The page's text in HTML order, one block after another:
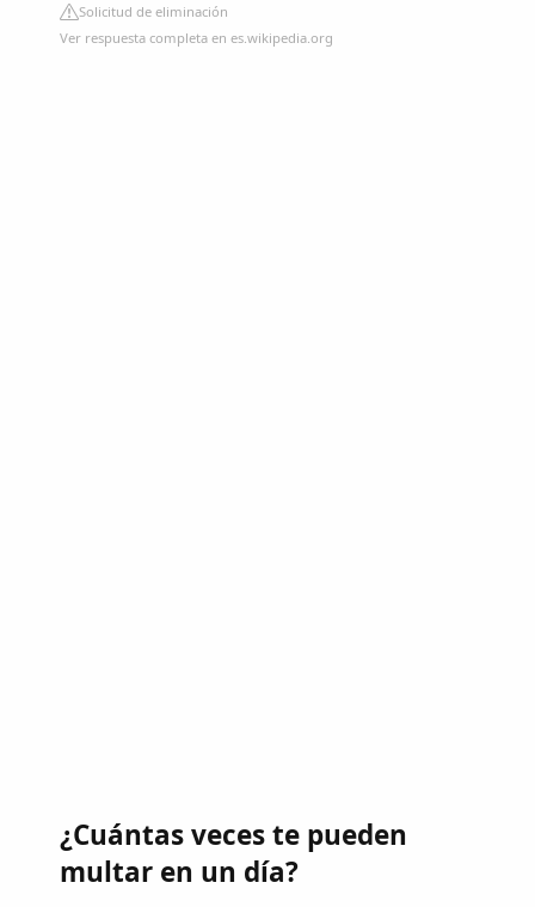
Solicitud de eliminación
Ver respuesta completa en es.wikipedia.org
¿Cuántas veces te pueden
multar en un día?